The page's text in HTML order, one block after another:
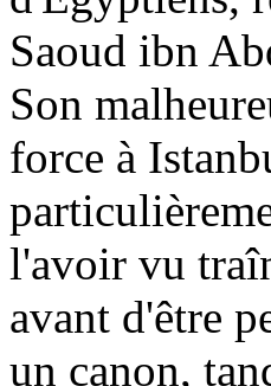
Saoud ibn
Son
force à
l'avoir vu
avant d'être
un canon,